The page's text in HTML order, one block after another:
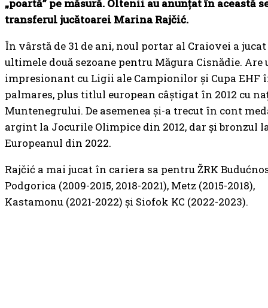
„poartă” pe măsură. Oltenii au anunțat în această
transferul jucătoarei Marina Rajčić.
În vârstă de 31 de ani, noul portar al Craiovei a
ultimele două sezoane pentru Măgura Cisnădie. Are
impresionant cu Ligii ale Campionilor și Cupa EHF
palmares, plus titlul european câștigat în 2012 cu
Muntenegrului. De asemenea și-a trecut în cont
argint la Jocurile Olimpice din 2012, dar și bronzul
Europeanul din 2022.
Rajčić a mai jucat în cariera sa pentru ŽRK
Podgorica (2009-2015, 2018-2021), Metz (2015-2018),
Kastamonu (2021-2022) și Siofok KC (2022-2023).